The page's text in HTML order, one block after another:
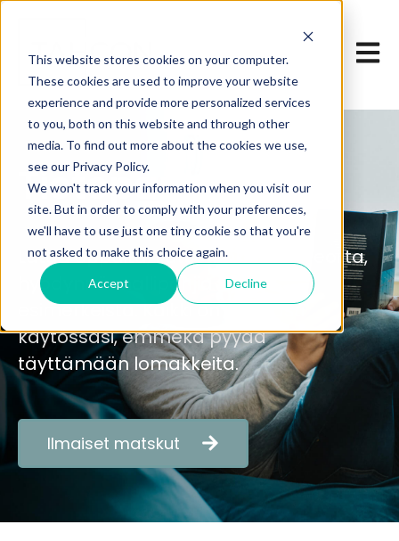
This website stores cookies on your computer.
These cookies are used to improve your website
experience and provide more personalized services
to you, both on this website and through other
media. To find out more about the cookies we use,
see our Privacy Policy.
We won't track your information when you visit our
site. But in order to comply with your preferences,
we'll have to use just one tiny cookie so that you're
not asked to make this choice again.
Accept Decline
Open
Tietopankki
Lataa oppaita, katso vinkkejä videoilta,
hyödynnä mallipohjia ja opi
esimerkeistä. Kaikki on vapaasti
käytössäsi, emmekä pyydä
täyttämään lomakkeita.
Ilmaiset matskut